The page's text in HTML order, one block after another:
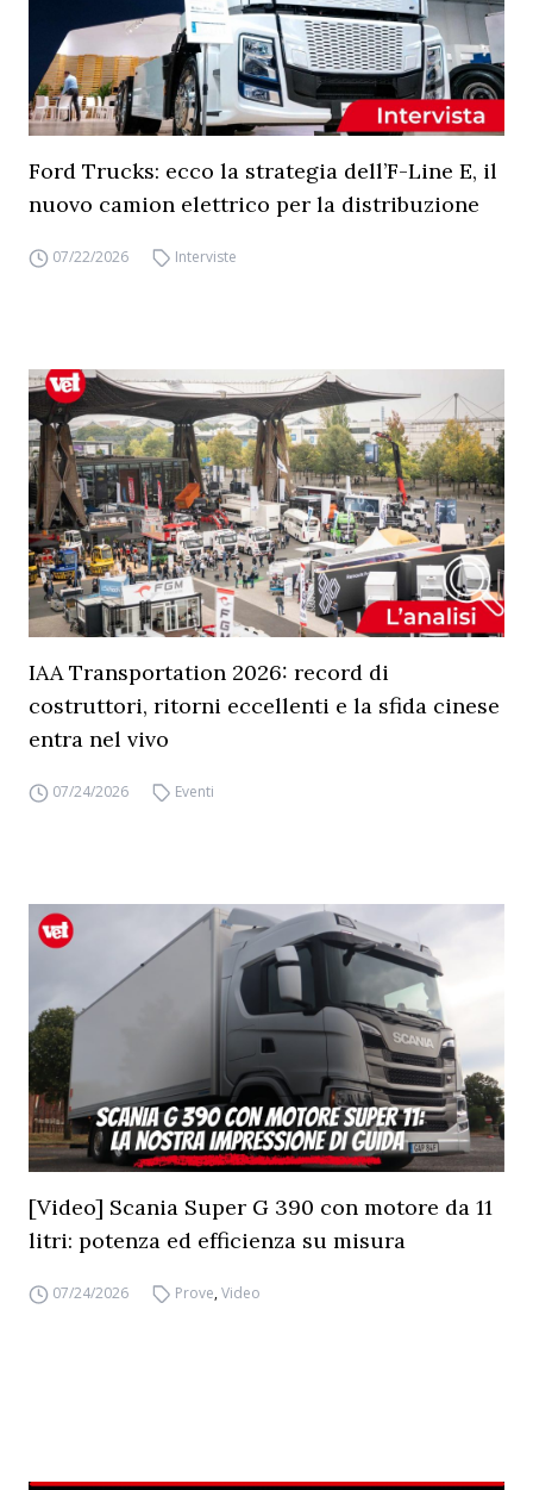
Ford Trucks: ecco la strategia dell’F-Line E, il
nuovo camion elettrico per la distribuzione
07/22/2026 Interviste
IAA Transportation 2026: record di
costruttori, ritorni eccellenti e la sfida cinese
entra nel vivo
07/24/2026 Eventi
[Video] Scania Super G 390 con motore da 11
litri: potenza ed efficienza su misura
07/24/2026 Prove,Video